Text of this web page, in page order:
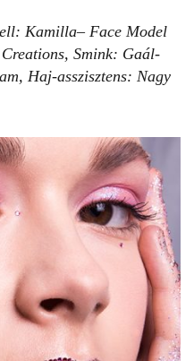
Kamilla– Face Model
Smink: Gaál-
Haj-asszisztens: Nagy